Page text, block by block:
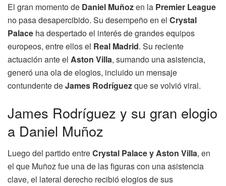
El gran momento de Daniel Muñozen la Premier League
no pasa desapercibido. Su desempeño en el Crystal
Palace ha despertado el interés de grandes equipos
europeos, entre ellos el Real Madrid. Su reciente
actuación ante el Aston Villa, sumando una asistencia,
generó una ola de elogios, incluido un mensaje
contundente deJames Rodríguezque se volvió viral.
James Rodríguez y su gran elogio
a Daniel Muñoz
Luego del partido entreCrystal Palace y Aston Villa, en
el que Muñoz fue una de las figuras con una asistencia
clave, el lateral derecho recibió elogios de sus